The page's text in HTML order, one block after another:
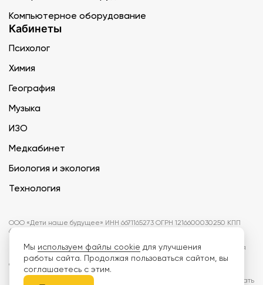
Компьютерное оборудование
Кабинеты
Психолог
Химия
География
Музыка
ИЗО
Медкабинет
Биология и экология
Технология
ООО «Дети наше будущее» ИНН 6671165273 ОГРН 1216600030250 КПП
667101001 БИК 046577674
Информация на сайте не является публичной офертой. Изображения
могут отличаться от поставляемых товаров. Поставщик оставляет за
собой право изменить цены и характеристики товаров без
предварительного уведомления заказчика, если это не влияет на
качество поставляемой продукции. Мы используем cookie, чтобы делать
Мы используем файлы cookie для улучшения
работы сайта. Продолжая пользоваться сайтом, вы
соглашаетесь с этим.